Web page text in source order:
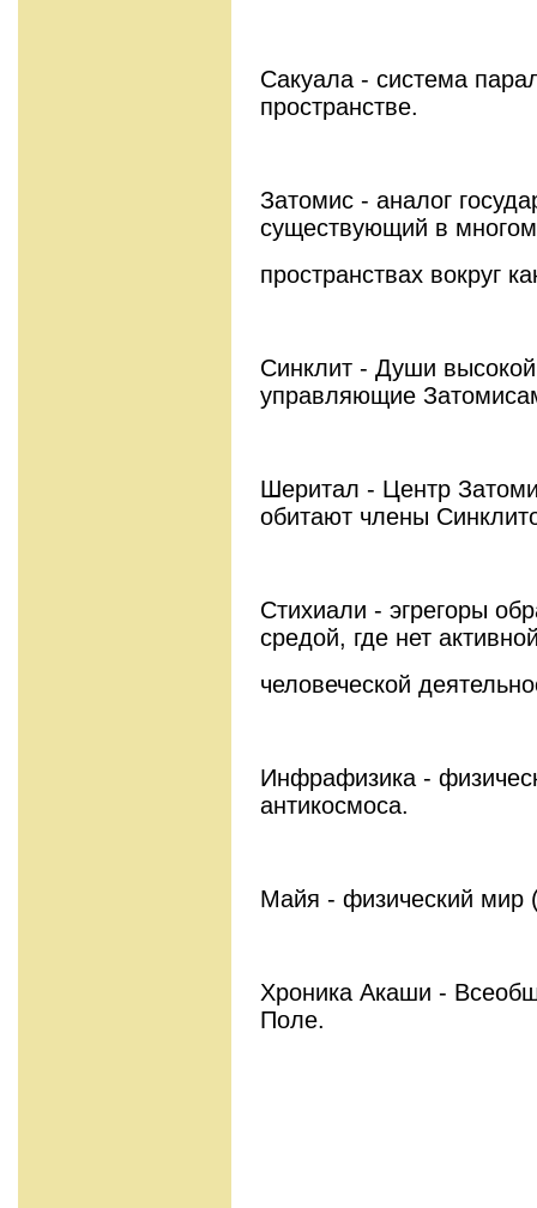
Сакуала - система
пространстве.
Затомис - аналог
существующий в
пространствах вокруг
Синклит - Души высокой
управляющие
Шеритал - Центр
обитают члены
Стихиали - эгрегоры
средой, где нет
человеческой
Инфрафизика -
антикосмоса.
Майя - физический мир
Хроника Акаши -
Поле.